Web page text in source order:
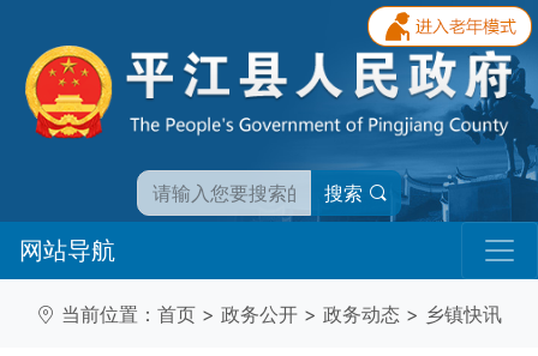
搜索
网站导航
当前位置： 首页 > 政务公开 > 政务动态 > 乡镇快讯